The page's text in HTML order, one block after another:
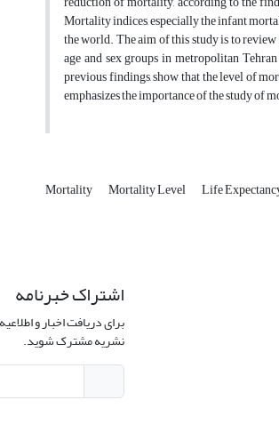
Mortality indices, especially the infant
the world. The aim of this study is to
age and sex groups in metropolitan
previous findings, show that the level of
emphasizes the importance of the study of
Mortality Mortality Level Life
اشتراک خبرنامه
برای دریافت اخبار و
نشریه مشترک شوید.